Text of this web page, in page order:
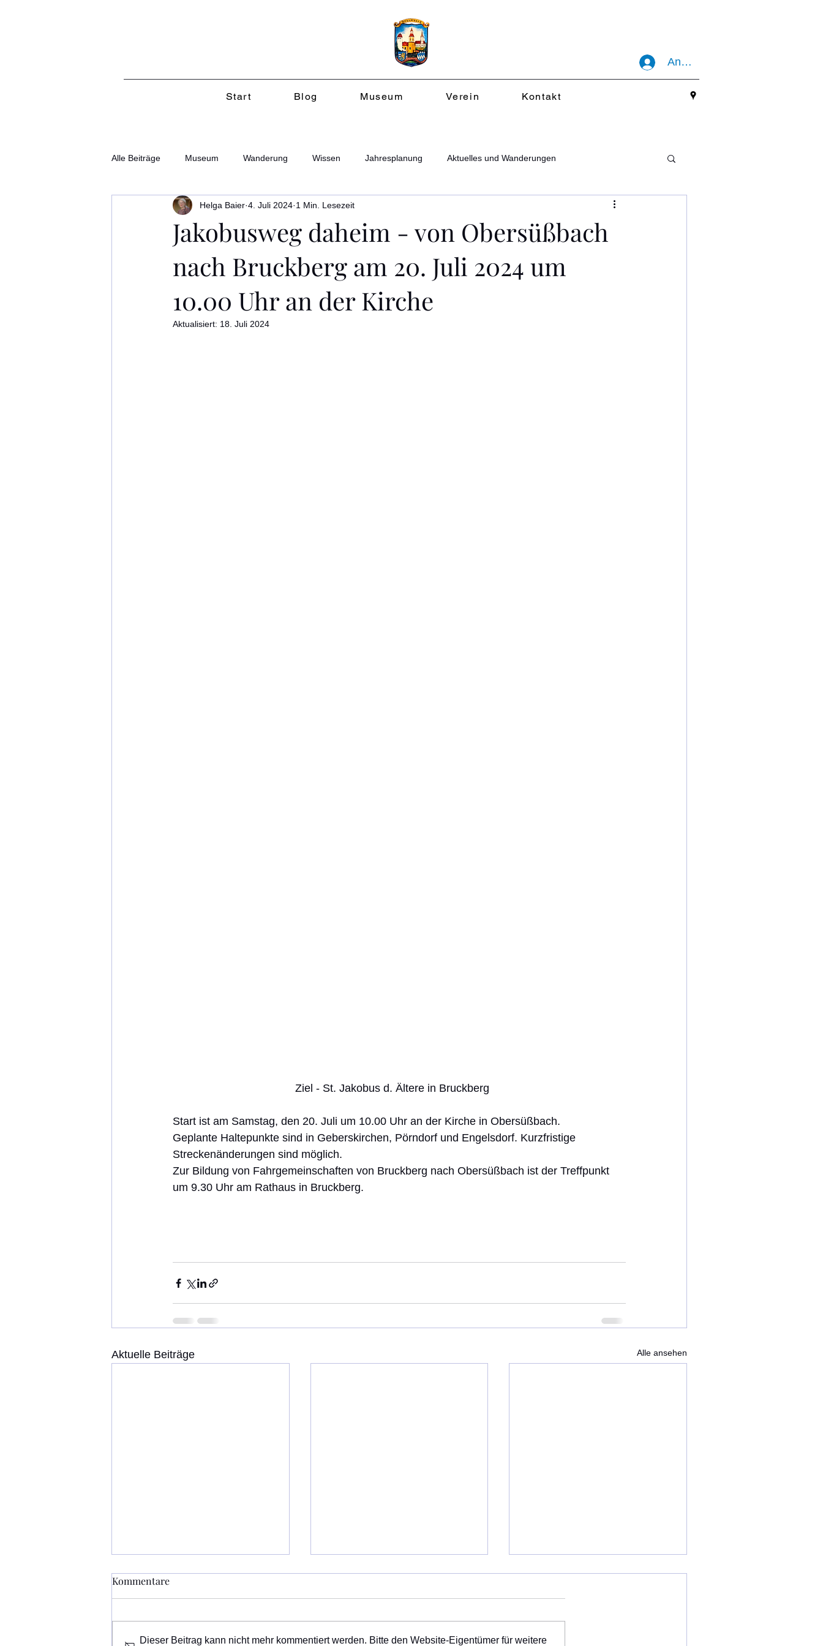
Anmelden
Start Blog Museum Verein Kontakt
Alle Beiträge Museum Wanderung Wissen Jahresplanung Aktuelles und Wanderungen
Jakobusweg daheim - von Obersüßbach
nach Bruckberg am 20. Juli 2024 um
10.00 Uhr an der Kirche
Helga Baier 4. Juli 2024 1 Min. Lesezeit
Aktualisiert: 18. Juli 2024
                                        Ziel - St. Jakobus d. Ältere in Bruckberg
Start ist am Samstag, den 20. Juli um 10.00 Uhr an der Kirche in Obersüßbach.
Geplante Haltepunkte sind in Geberskirchen, Pörndorf und Engelsdorf. Kurzfristige
Streckenänderungen sind möglich.
Zur Bildung von Fahrgemeinschaften von Bruckberg nach Obersüßbach ist der Treffpunkt
um 9.30 Uhr am Rathaus in Bruckberg.
Aktuelle Beiträge Alle ansehen
Geplante Wanderungen
Samstag, den 25.7.26
Kommentare
Dieser Beitrag kann nicht mehr kommentiert werden. Bitte den Website-Eigentümer für weitere